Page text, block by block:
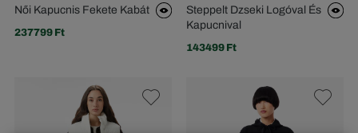
Női Kapucnis Fekete Kabát
237799 Ft
Steppelt Dzseki Logóval És
Kapucnival
143499 Ft